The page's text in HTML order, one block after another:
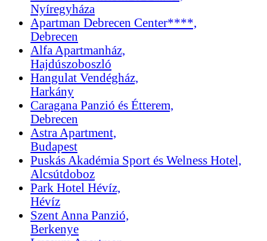
Nyíregyháza
Apartman Debrecen Center****,
Debrecen
Alfa Apartmanház,
Hajdúszoboszló
Hangulat Vendégház,
Harkány
Caragana Panzió és Étterem,
Debrecen
Astra Apartment,
Budapest
Puskás Akadémia Sport és Welness Hotel,
Alcsútdoboz
Park Hotel Hévíz,
Hévíz
Szent Anna Panzió,
Berkenye